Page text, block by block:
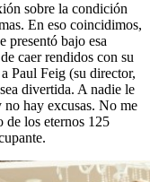
sobre la condición
En eso coincidimos,
presentó bajo esa
caer rendidos con su
Paul Feig (su director,
divertida. A nadie le
no hay excusas. No me
de los eternos 125